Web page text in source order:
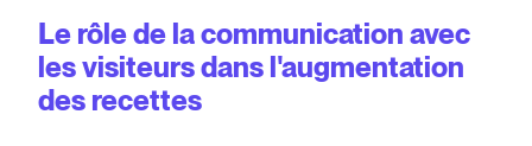
Le rôle de la communication avec
les visiteurs dans l'augmentation
des recettes